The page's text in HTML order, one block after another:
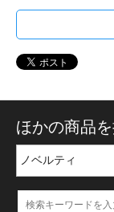
ほかの商品